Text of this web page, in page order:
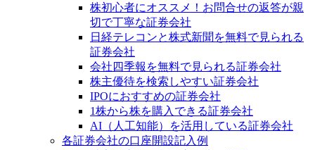
株初心者にオススメ！お問合せの返答が親
切で丁寧な証券会社
日経テレコンと株式新聞を無料で見られる
証券会社
会社四季報を無料で見られる証券会社
株主優待を検索しやすい証券会社
IPOにおすすめの証券会社
1株から株を購入できる証券会社
AI（人工知能）を活用している証券会社
各証券会社の口座開設記入例